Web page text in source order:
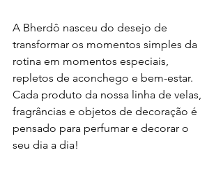
A Bherdô nasceu do desejo de
transformar os momentos simples da
rotina em momentos especiais,
repletos de aconchego e bem-estar.
Cada produto da nossa linha de velas,
fragrâncias e objetos de decoração é
pensado para perfumar e decorar o
seu dia a dia!